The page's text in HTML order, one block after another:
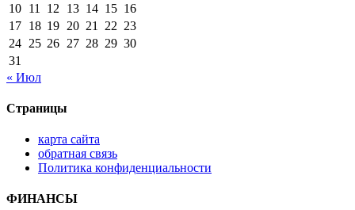
10 11 12 13 14 15 16
17 18 19 20 21 22 23
24 25 26 27 28 29 30
31
« Июл
Страницы
карта сайта
обратная связь
Политика конфиденциальности
ФИНАНСЫ